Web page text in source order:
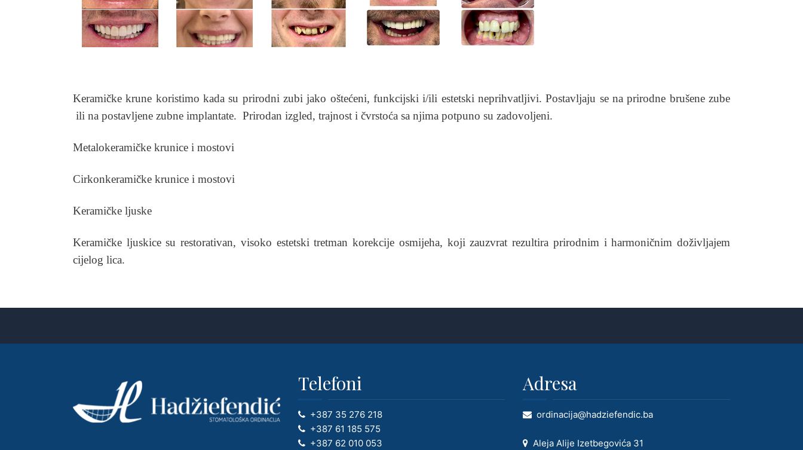
Keramičke krune koristimo kada su prirodni zubi jako oštećeni, funkcijski i/ili estetski neprihvatljivi. Postavljaju se na prirodne brušene zube
ili na postavljene zubne implantate. Prirodan izgled, trajnost i čvrstoća sa njima potpuno su zadovoljeni.
Metalokeramičke krunice i mostovi
Cirkonkeramičke krunice i mostovi
Keramičke ljuske
Keramičke ljuskice su restorativan, visoko estetski tretman korekcije osmijeha, koji zauzvrat rezultira prirodnim i harmoničnim doživljajem
cijelog lica.
Telefoni
+387 35 276 218
+387 61 185 575
+387 62 010 053
Adresa
ordinacija@hadziefendic.ba
Aleja Alije Izetbegovića 31